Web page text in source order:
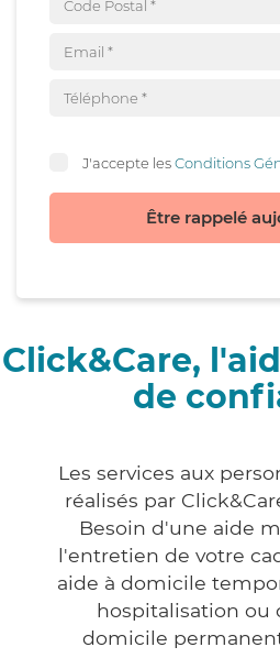
J'accepte lesConditions
Être rappelé
Click&Care,
de
Les services aux
réalisés par
Besoin d'une aide
l'entretien de votre
aide à domicile
hospitalisation ou
domicile